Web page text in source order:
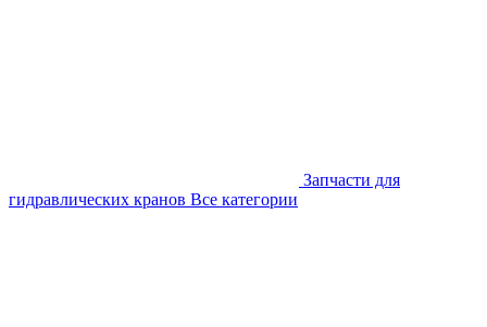
Запчасти для
гидравлических кранов Все категории